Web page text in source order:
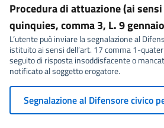
Procedura di attuazione (ai
quinquies, comma 3, L. 9
L’utente può inviare la segnalazione al
istituito ai sensi dell’art. 17 comma 1-
seguito di risposta insoddisfacente o
notificato al soggetto erogatore.
Segnalazione al Difensore civico